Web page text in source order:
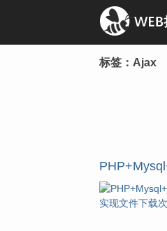
标签：Ajax